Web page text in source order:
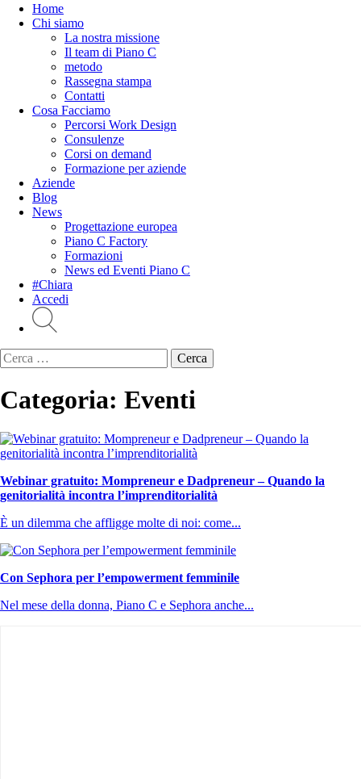
Home
Chi siamo
La nostra missione
Il team di Piano C
metodo
Rassegna stampa
Contatti
Cosa Facciamo
Percorsi Work Design
Consulenze
Corsi on demand
Formazione per aziende
Aziende
Blog
News
Progettazione europea
Piano C Factory
Formazioni
News ed Eventi Piano C
#Chiara
Accedi
Ricerca
per:
Categoria: Eventi
Webinar gratuito: Mompreneur e Dadpreneur – Quando la
genitorialità incontra l’imprenditorialità
È un dilemma che affligge molte di noi: come...
Con Sephora per l’empowerment femminile
Nel mese della donna, Piano C e Sephora anche...